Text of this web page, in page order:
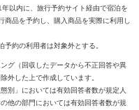
以内に、旅行予約サイト経由で宿泊を
商品を予約し、購入商品を実際に利用し
予約の利用者は対象外とする。
グ（回収したデータから不正回答や異
外した上で作成しています。
別」においては有効回答者数が規定人
他の部門においては有効回答者数が規